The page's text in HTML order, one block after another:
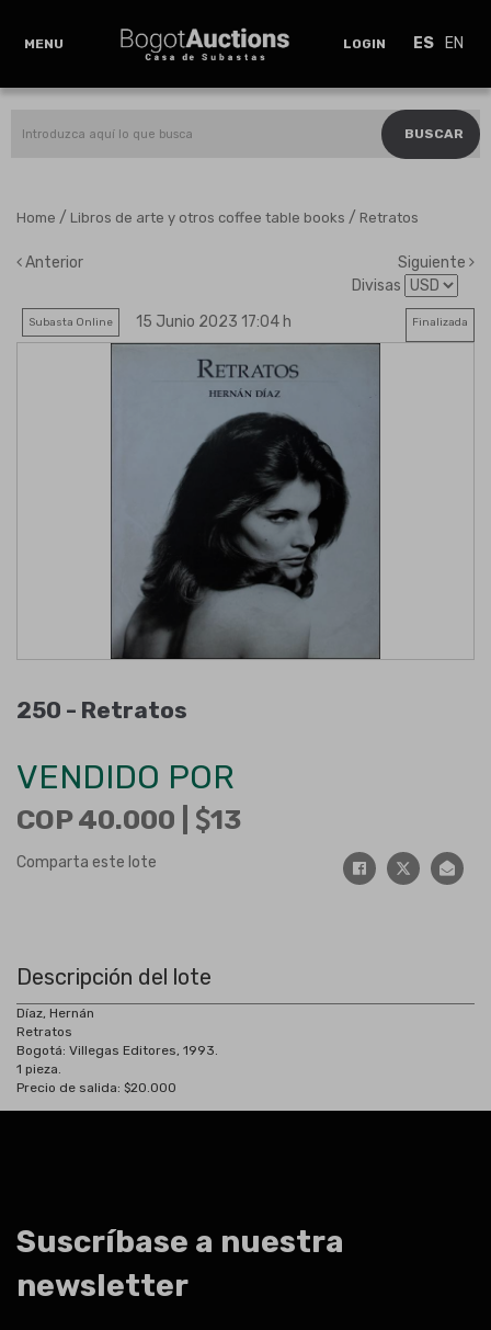
MENU LOGIN ES EN
BUSCAR
Home / Libros de arte y otros coffee table books / Retratos
Anterior
Siguiente
Divisas
Subasta Online 15 Junio 2023 17:04 h Finalizada
250 - Retratos
VENDIDO POR
COP 40.000 | 13
Comparta este lote
Descripción del lote
Díaz, Hernán
Retratos
Bogotá: Villegas Editores, 1993.
1 pieza.
Precio de salida: $20.000
Suscríbase a nuestra
newsletter